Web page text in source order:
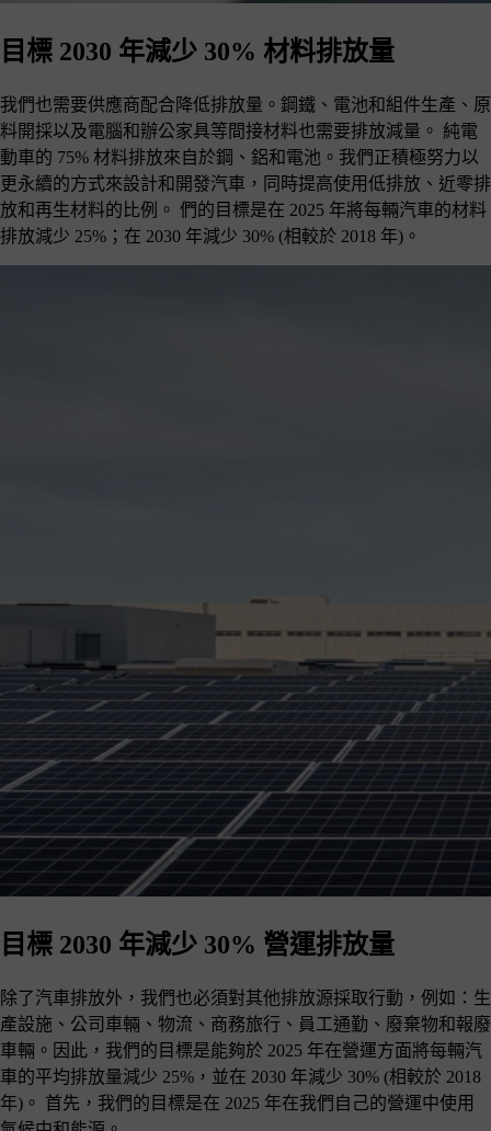
目標 2030 年減少 30% 材料排放量
我們也需要供應商配合降低排放量。鋼鐵、電池和組件生產、原
料開採以及電腦和辦公家具等間接材料也需要排放減量。 純電
動車的 75% 材料排放來自於鋼、鋁和電池。我們正積極努力以
更永續的方式來設計和開發汽車，同時提高使用低排放、近零排
放和再生材料的比例。 們的目標是在 2025 年將每輛汽車的材料
排放減少 25%；在 2030 年減少 30% (相較於 2018 年)。
目標 2030 年減少 30% 營運排放量
除了汽車排放外，我們也必須對其他排放源採取行動，例如：生
產設施、公司車輛、物流、商務旅行、員工通勤、廢棄物和報廢
車輛。因此，我們的目標是能夠於 2025 年在營運方面將每輛汽
車的平均排放量減少 25%，並在 2030 年減少 30% (相較於 2018
年)。 首先，我們的目標是在 2025 年在我們自己的營運中使用